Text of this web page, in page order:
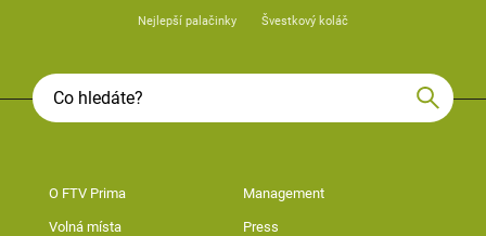
Nejlepší palačinky Švestkový koláč
O FTV Prima Management
Volná místa Press